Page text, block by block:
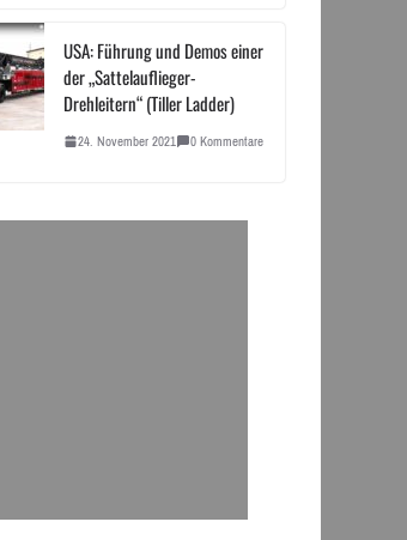
USA: Führung und Demos einer
der „Sattelauflieger-
Drehleitern“ (Tiller Ladder)
24. November 2021 0 Kommentare